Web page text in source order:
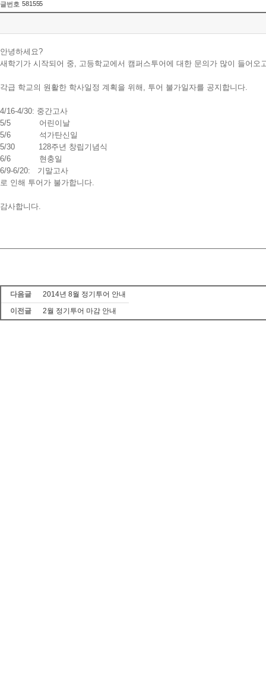
글번호 581555
안녕하세요?
새학기가 시작되어 중, 고등학교에서 캠퍼스투어에 대한 문의가 많이 들어오
각급 학교의 원활한 학사일정 계획을 위해, 투어 불가일자를 공지합니다.
4/16-4/30: 중간고사
5/5 어린이날
5/6 석가탄신일
5/30 128주년 창립기념식
6/6 현충일
6/9-6/20: 기말고사
로 인해 투어가 불가합니다.
감사합니다.
다음글
2014년 8월 정기투어 안내
이전글
2월 정기투어 마감 안내